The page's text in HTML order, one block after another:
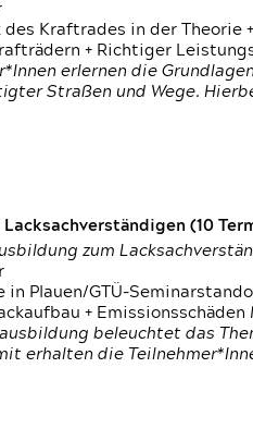
des Kraftrades in der
+ Richtiger
erlernen die
Straßen und Wege.
(10
zum
in Plauen/GTÜ-
+
beleuchtet das
erhalten die